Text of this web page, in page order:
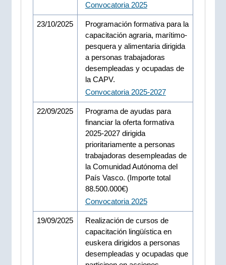
Convocatoria 2025
23/10/2025
Programación formativa para la
capacitación agraria, marítimo-
pesquera y alimentaria dirigida
a personas trabajadoras
desempleadas y ocupadas de
la CAPV.
Convocatoria 2025-2027
22/09/2025
Programa de ayudas para
financiar la oferta formativa
2025-2027 dirigida
prioritariamente a personas
trabajadoras desempleadas de
la Comunidad Autónoma del
País Vasco. (Importe total
88.500.000€)
Convocatoria 2025
19/09/2025
Realización de cursos de
capacitación lingüística en
euskera dirigidos a personas
desempleadas y ocupadas que